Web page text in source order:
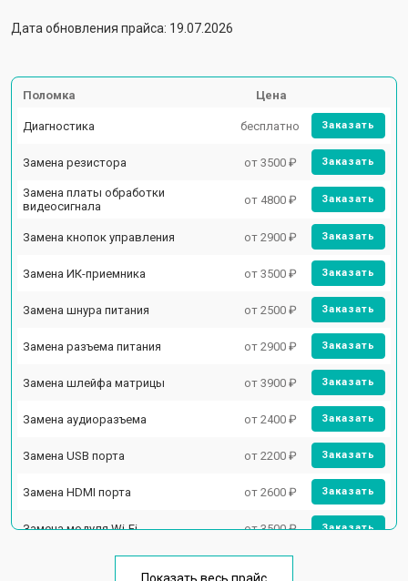
Дата обновления прайса: 19.07.2026
Поломка Цена
Диагностика бесплатно Заказать
Замена резистора от 3500 ₽ Заказать
Замена платы обработки
видеосигнала
от 4800 ₽ Заказать
Замена кнопок управления от 2900 ₽ Заказать
Замена ИК-приемника от 3500 ₽ Заказать
Замена шнура питания от 2500 ₽ Заказать
Замена разъема питания от 2900 ₽ Заказать
Замена шлейфа матрицы от 3900 ₽ Заказать
Замена аудиоразъема от 2400 ₽ Заказать
Замена USB порта от 2200 ₽ Заказать
Замена HDMI порта от 2600 ₽ Заказать
Замена модуля Wi-Fi от 3500 ₽ Заказать